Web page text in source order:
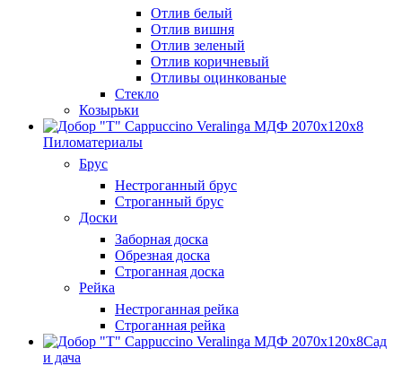
Отлив белый
Отлив вишня
Отлив зеленый
Отлив коричневый
Отливы оцинкованые
Стекло
Козырьки
Пиломатериалы
Брус
Нестроганный брус
Строганный брус
Доски
Заборная доска
Обрезная доска
Строганная доска
Рейка
Нестроганная рейка
Строганная рейка
Сад
и дача